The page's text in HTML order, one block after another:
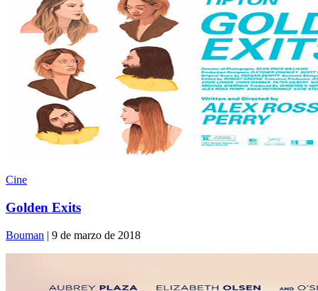
Cine
Golden Exits
Bouman | 9 de marzo de 2018